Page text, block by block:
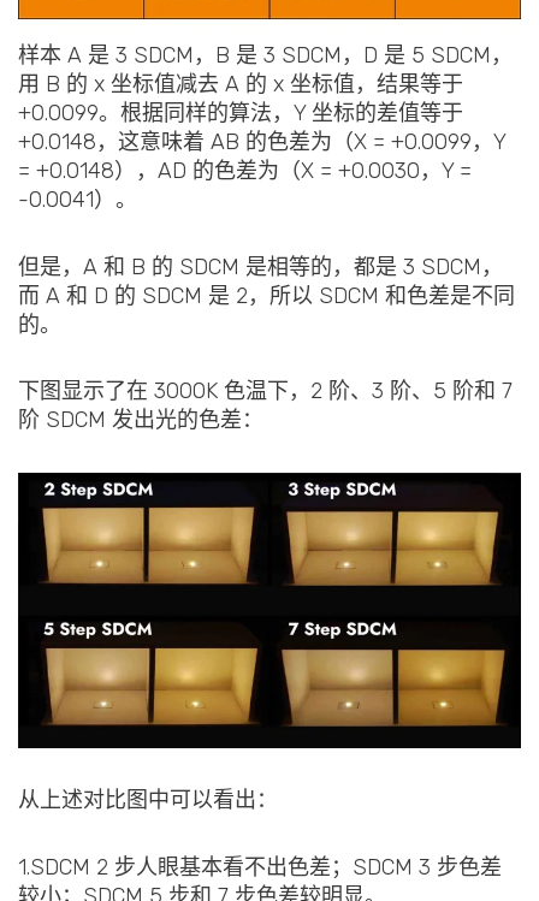
样本 A 是 3 SDCM，B 是 3 SDCM，D 是 5 SDCM，
用 B 的 x 坐标值减去 A 的 x 坐标值，结果等于
+0.0099。根据同样的算法，Y 坐标的差值等于
+0.0148，这意味着 AB 的色差为（X = +0.0099，Y
= +0.0148），AD 的色差为（X = +0.0030，Y =
-0.0041）。
但是，A 和 B 的 SDCM 是相等的，都是 3 SDCM，
而 A 和 D 的 SDCM 是 2，所以 SDCM 和色差是不同
的。
下图显示了在 3000K 色温下，2 阶、3 阶、5 阶和 7
阶 SDCM 发出光的色差：
从上述对比图中可以看出：
1.SDCM 2 步人眼基本看不出色差；SDCM 3 步色差
较小；SDCM 5 步和 7 步色差较明显。